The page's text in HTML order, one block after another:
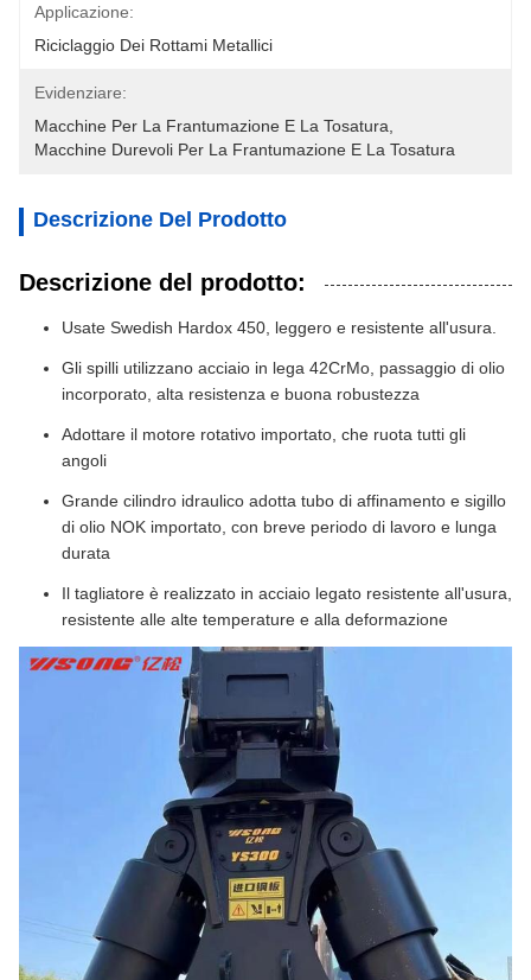
Applicazione:
Riciclaggio Dei Rottami Metallici
Evidenziare:
Macchine Per La Frantumazione E La Tosatura
Macchine Durevoli Per La Frantumazione E La Tosatura
Descrizione Del Prodotto
Descrizione del prodotto:
Usate Swedish Hardox 450, leggero e resistente all'usura.
Gli spilli utilizzano acciaio in lega 42CrMo, passaggio di olio
incorporato, alta resistenza e buona robustezza
Adottare il motore rotativo importato, che ruota tutti gli
angoli
Grande cilindro idraulico adotta tubo di affinamento e sigillo
di olio NOK importato, con breve periodo di lavoro e lunga
durata
Il tagliatore è realizzato in acciaio legato resistente all'usura,
resistente alle alte temperature e alla deformazione